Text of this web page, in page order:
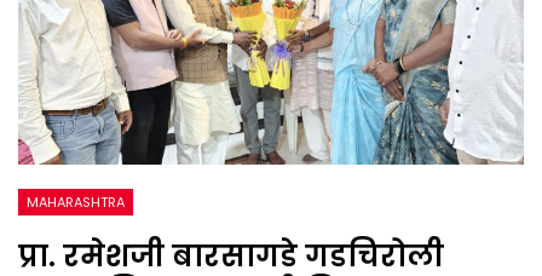
MAHARASHTRA
प्रा. रमेशजी बारसागडे गडचिरोली